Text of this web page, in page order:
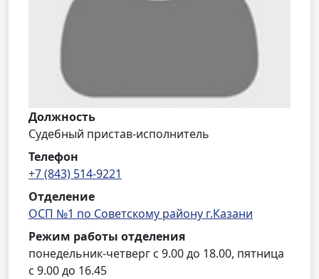
Должность
Судебный пристав-исполнитель
Телефон
+7 (843) 514-9221
Отделение
ОСП №1 по Советскому району г.Казани
Режим работы отделения
понедельник-четверг с 9.00 до 18.00, пятница
с 9.00 до 16.45